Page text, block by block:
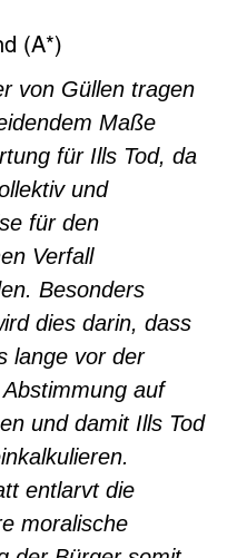
(A*)
von Güllen tragen
Maße
für Ills Tod, da
und
für den
Verfall
Besonders
dies darin, dass
lange vor der
auf
und damit Ills Tod
entlarvt die
moralische